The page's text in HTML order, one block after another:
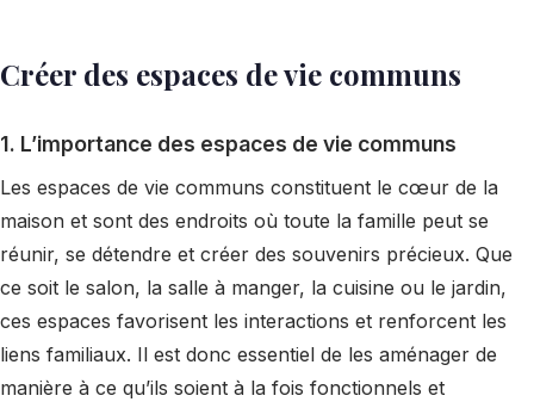
Créer des espaces de vie communs
1. L’importance des espaces de vie communs
Les espaces de vie communs constituent le cœur de la
maison et sont des endroits où toute la famille peut se
réunir, se détendre et créer des souvenirs précieux. Que
ce soit le salon, la salle à manger, la cuisine ou le jardin,
ces espaces favorisent les interactions et renforcent les
liens familiaux. Il est donc essentiel de les aménager de
manière à ce qu’ils soient à la fois fonctionnels et